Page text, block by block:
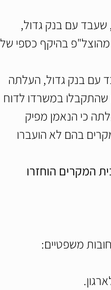
שעבד עם בנק גדול,
בהיקף כספי של
עם בנק גדול, העלתה
שהתקבלו במשרדו לדוח
כי הנאמן מפיק
בהם לא הועברו
המקרים הוחזרו
משפטיים: